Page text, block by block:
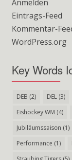
Anmelden
Eintrags-Feed
Kommentar-
WordPress.org
Key Words
DEB (2) DEL (3)
Eishockey WM (4)
Jubiläumssaison (1)
Performance (1)